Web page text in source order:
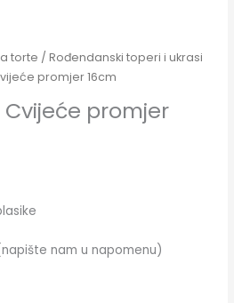
torte /Rođendanski toperi i ukrasi
promjer 16cm
Cvijeće promjer
nam u napomenu)